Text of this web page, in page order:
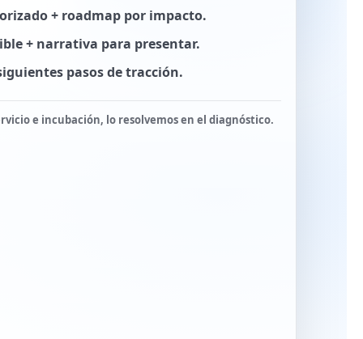
+ roadmap por impacto.
+ narrativa para presentar.
pasos de tracción.
e incubación, lo resolvemos en el diagnóstico.